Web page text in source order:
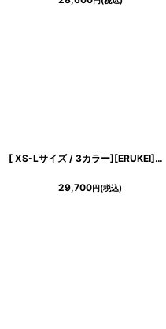
[ XS-Lサイズ / 3カラー][ERUKEI]総レース・シンプル・Vネック・ヘムライン・マーメイド・ミディアムドレス・ワンピース[薗田杏奈着用]《送料＆代引き手数料無料》
29,700円(税込)